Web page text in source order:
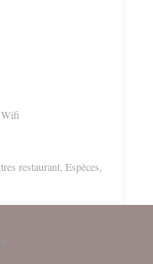
Wifi
restaurant, Espèces,